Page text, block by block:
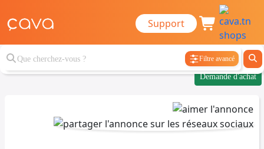
Support
Filtre avancé
Demande d'achat